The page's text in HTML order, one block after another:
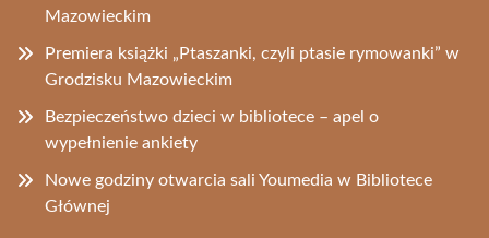
Mazowieckim
Premiera książki „Ptaszanki, czyli ptasie rymowanki” w
Grodzisku Mazowieckim
Bezpieczeństwo dzieci w bibliotece – apel o
wypełnienie ankiety
Nowe godziny otwarcia sali Youmedia w Bibliotece
Głównej